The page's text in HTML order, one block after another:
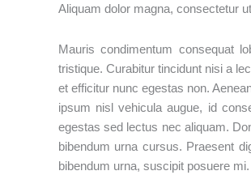
Aliquam dolor magna, consectetur
Mauris condimentum consequat
tristique. Curabitur tincidunt nisi a
et efficitur nunc egestas non.
ipsum nisl vehicula augue, id
egestas sed lectus nec aliquam.
bibendum urna cursus. Praesent
bibendum urna, suscipit posuere